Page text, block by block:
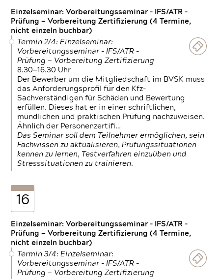
Einzelseminar: Vorbereitungsseminar - IFS/ATR -
Prüfung — Vorbereitung Zertifizierung (4 Termine,
nicht einzeln buchbar)
Termin 2/4: Einzelseminar:
Vorbereitungsseminar - IFS/ATR -
Prüfung — Vorbereitung Zertifizierung
8.30—16.30 Uhr
Der Bewerber um die Mitgliedschaft im BVSK muss
das Anforderungsprofil für den Kfz-
Sachverständigen für Schäden und Bewertung
erfüllen. Dieses hat er in einer schriftlichen,
mündlichen und praktischen Prüfung nachzuweisen.
Ähnlich der Personenzertifi…
Das Seminar soll dem Teilnehmer ermöglichen, sein
Fachwissen zu aktualisieren, Prüfungssituationen
kennen zu lernen, Testverfahren einzuüben und
Stresssituationen zu trainieren.
16
Einzelseminar: Vorbereitungsseminar - IFS/ATR -
Prüfung — Vorbereitung Zertifizierung (4 Termine,
nicht einzeln buchbar)
Termin 3/4: Einzelseminar:
Vorbereitungsseminar - IFS/ATR -
Prüfung — Vorbereitung Zertifizierung